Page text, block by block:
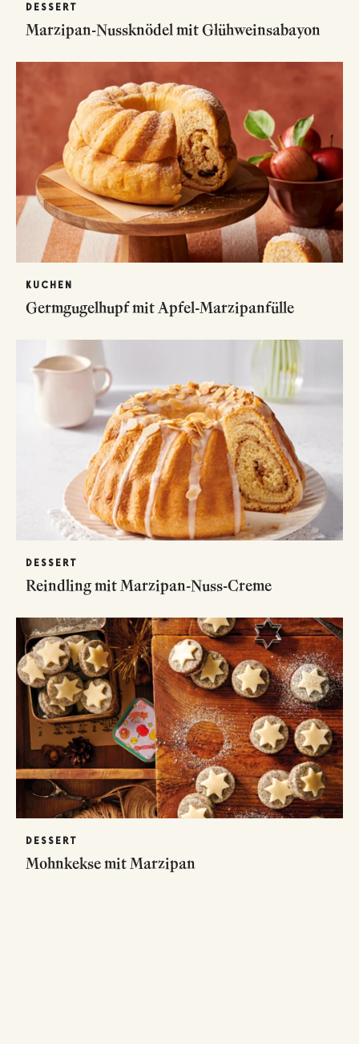
DESSERT
Marzipan-Nussknödel mit Glühweinsabayon
KUCHEN
Germgugelhupf mit Apfel-Marzipanfülle
DESSERT
Reindling mit Marzipan-Nuss-Creme
DESSERT
Mohnkekse mit Marzipan